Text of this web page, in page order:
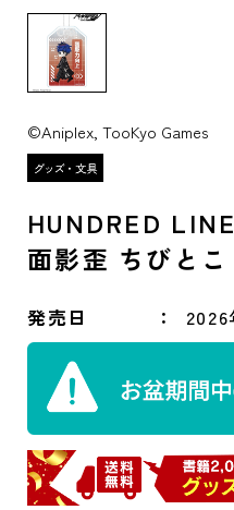
©Aniplex, TooKyo Games
HUNDRED
面影歪 ちびと
発売日